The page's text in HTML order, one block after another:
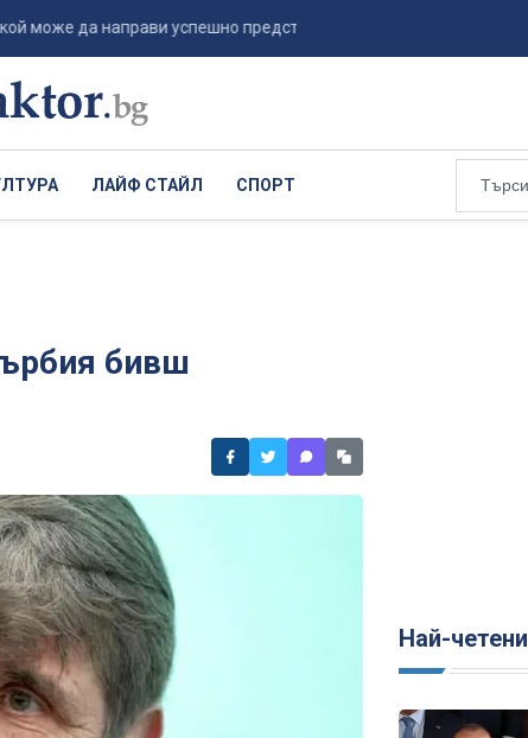
да направи успешно представяне в последния моме...
ЛАЙФ СТАЙЛ СПОРТ
бивш
Най-четени